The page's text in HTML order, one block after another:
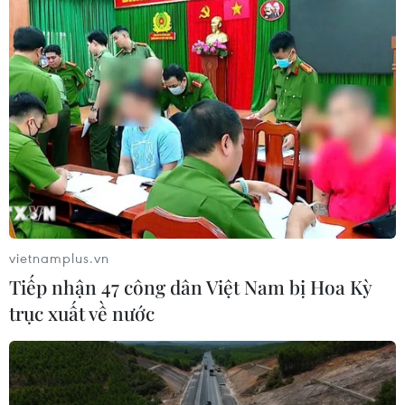
toán giao nhiệm vụ
06/08/2026 00:56
Quy định chi tiết về thủ tục cấp phép
thành lập Sở giao dịch hàng hóa
05/08/2026 14:59
Foxconn đạt doanh thu cao kỷ lục
nhờ nhu cầu mạnh đối với AI
05/08/2026 13:41
Hãng Walt Disney ký thỏa thuận
chưa từng có tiền lệ với TikTok
05/08/2026 13:31
vietnamplus.vn
Tiếp nhận 47 công dân Việt Nam bị Hoa Kỳ
trục xuất về nước